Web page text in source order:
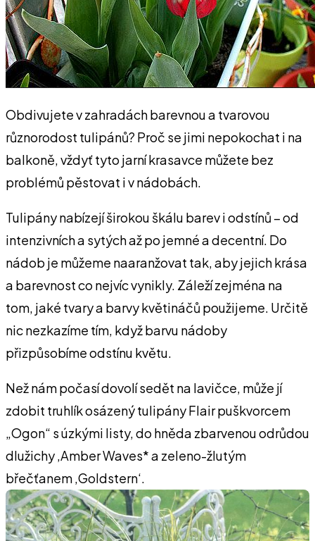
Obdivujete v zahradách barevnou a tvarovou
různorodost tulipánů? Proč se jimi nepokochat i na
balkoně, vždyť tyto jarní krasavce můžete bez
problémů pěstovat i v nádobách.
Tulipány nabízejí širokou škálu barev i odstínů – od
intenzivních a sytých až po jemné a decentní. Do
nádob je můžeme naaranžovat tak, aby jejich krása
a barevnost co nejvíc vynikly. Záleží zejména na
tom, jaké tvary a barvy květináčů použijeme. Určitě
nic nezkazíme tím, když barvu nádoby
přizpůsobíme odstínu květu.
Než nám počasí dovolí sedět na lavičce, může jí
zdobit truhlík osázený tulipány Flair puškvorcem
„Ogon“ s úzkými listy, do hněda zbarvenou odrůdou
dlužichy ‚Amber Waves* a zeleno-žlutým
břečťanem ‚Goldstern‘.